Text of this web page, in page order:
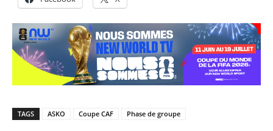
TAGS ASKO Coupe CAF Phase de groupe